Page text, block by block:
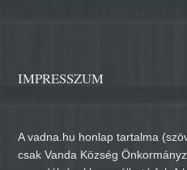
IMPRESSZUM
A vadna.hu honlap tartalma
csak Vanda Község